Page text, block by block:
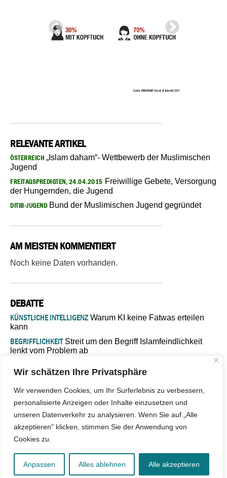
Wir schätzen Ihre Privatsphäre
Wir verwenden Cookies, um Ihr Surferlebnis zu verbessern,
personalisierte Anzeigen oder Inhalte einzusetzen und
unseren Datenverkehr zu analysieren. Wenn Sie auf „Alle
akzeptieren" klicken, stimmen Sie der Anwendung von
Cookies zu.
Anpassen Alles ablehnen Alle akzeptieren
RELEVANTE ARTIKEL
ÖSTERREICH „Islam daham“- Wettbewerb der Muslimischen
Jugend
FREITAGSPREDIGTEN, 24.04.2015 Freiwillige Gebete, Versorgung
der Hungernden, die Jugend
DITIB-JUGENDBund der Muslimischen Jugend gegründet
AM MEISTEN KOMMENTIERT
Noch keine Daten vorhanden.
DEBATTE
KÜNSTLICHE INTELLIGENZ Warum KI keine Fatwas erteilen
kann
BEGRIFFLICHKEITStreit um den Begriff Islamfeindlichkeit
lenkt vom Problem ab
Verantwortung bleibt“
ISLAMISCHE FAKULTÄT IN MÜNSTEREine kritische Schwelle für
die deutsche Religionspolitik
GASTBEITRAGWarum die muslimische Welt eine neue
Kontakt|Impressum Barrierefreiheit|Jobs Netiquette|Mediadaten